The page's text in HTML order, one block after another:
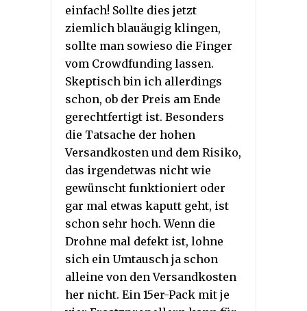
einfach! Sollte dies jetzt
ziemlich blauäugig klingen,
sollte man sowieso die Finger
vom Crowdfunding lassen.
Skeptisch bin ich allerdings
schon, ob der Preis am Ende
gerechtfertigt ist. Besonders
die Tatsache der hohen
Versandkosten und dem Risiko,
das irgendetwas nicht wie
gewünscht funktioniert oder
gar mal etwas kaputt geht, ist
schon sehr hoch. Wenn die
Drohne mal defekt ist, lohne
sich ein Umtausch ja schon
alleine von den Versandkosten
her nicht. Ein 15er-Pack mit je